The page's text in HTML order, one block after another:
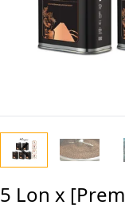
5 Lon x